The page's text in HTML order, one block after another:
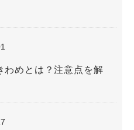
わめとは？注意点を解